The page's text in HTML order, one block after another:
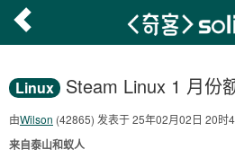
Linux Steam Linux 1 月份
由Wilson (42865) 发表于 25年02月02日 20时
来自泰山和蚁人